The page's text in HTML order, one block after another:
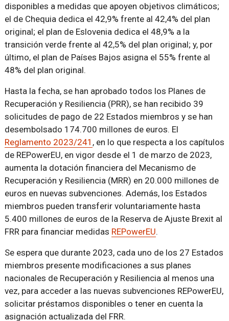
disponibles a medidas que apoyen objetivos climáticos;
el de Chequia dedica el 42,9% frente al 42,4% del plan
original; el plan de Eslovenia dedica el 48,9% a la
transición verde frente al 42,5% del plan original; y, por
último, el plan de Países Bajos asigna el 55% frente al
48% del plan original.
Hasta la fecha, se han aprobado todos los Planes de
Recuperación y Resiliencia (PRR), se han recibido 39
solicitudes de pago de 22 Estados miembros y se han
desembolsado 174.700 millones de euros. El
Reglamento 2023/241 , en lo que respecta a los capítulos
de REPowerEU, en vigor desde el 1 de marzo de 2023,
aumenta la dotación financiera del Mecanismo de
Recuperación y Resiliencia (MRR) en 20.000 millones de
euros en nuevas subvenciones. Además, los Estados
miembros pueden transferir voluntariamente hasta
5.400 millones de euros de la Reserva de Ajuste Brexit al
FRR para financiar medidas REPowerEU.
Se espera que durante 2023, cada uno de los 27 Estados
miembros presente modificaciones a sus planes
nacionales de Recuperación y Resiliencia al menos una
vez, para acceder a las nuevas subvenciones REPowerEU,
solicitar préstamos disponibles o tener en cuenta la
asignación actualizada del FRR.